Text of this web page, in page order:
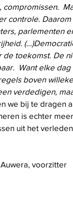
controle.
parlementen
toekomst. De
Want elke
boven
verdedigen,
we bij te dragen
is echter
uit het
voorzitter